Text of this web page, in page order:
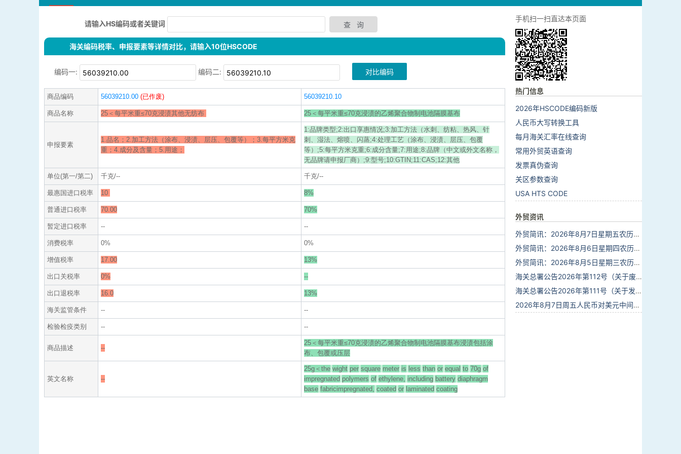
请输入HS编码或者关键词
海关编码税率、申报要素等详情对比，请输入10位HSCODE
编码一: 编码二: 对比编码
商品编码 56039210.00 (已作废) 56039210.10
商品名称 25＜每平米重≤70克浸渍其他无纺布 25＜每平米重≤70克浸渍的乙烯聚合物制电池隔膜基布
申报要素
1.品名；2.加工方法（涂布、浸渍、层压、包覆等）；3.每平方米克
重；4.成分及含量； 5.用途；
1:品牌类型;2:出口享惠情况;3:加工方法（水刺、纺粘、热风、针
刺、湿法、熔喷、闪蒸;4:处理工艺（涂布、浸渍、层压、包覆
等）;5:每平方米克重;6:成分含量;7:用途;8:品牌（中文或外文名称，
无品牌请申报厂商）;9:型号;10:GTIN;11:CAS;12:其他
单位(第一/第二) 千克/-- 千克/--
最惠国进口税率 10 8%
普通进口税率 70.00 70%
暂定进口税率 -- --
消费税率 0% 0%
增值税率 17.00 13%
出口关税率 0% --
出口退税率 16.0 13%
海关监管条件 -- --
检验检疫类别 -- --
商品描述 --
25＜每平米重≤70克浸渍的乙烯聚合物制电池隔膜基布浸渍包括涂
布、包覆或压层
英文名称 --
25g＜the wight per square meter is less than or equal to 70g of
impregnated polymers of ethylene, including battery diaphragm
base fabricimpregnated, coated or laminated coating
手机扫一扫直达本页面
热门信息
2026年HSCODE编码新版
人民币大写转换工具
每月海关汇率在线查询
常用外贸英语查询
发票真伪查询
关区参数查询
USA HTS CODE
外贸资讯
外贸简讯：2026年8月7日星期五农历六月廿五
外贸简讯：2026年8月6日星期四农历六月廿四
外贸简讯：2026年8月5日星期三农历六月廿三
海关总署公告2026年第112号（关于废止部分卫生检疫类规范性文件的公告）
海关总署公告2026年第111号（关于发布《进出境动植物检疫处理监督管理工作规定》《进出境卫生处理监督管理工作规定》的公告）
2026年8月7日周五人民币对美元中间价报6.7904调贬9个基点